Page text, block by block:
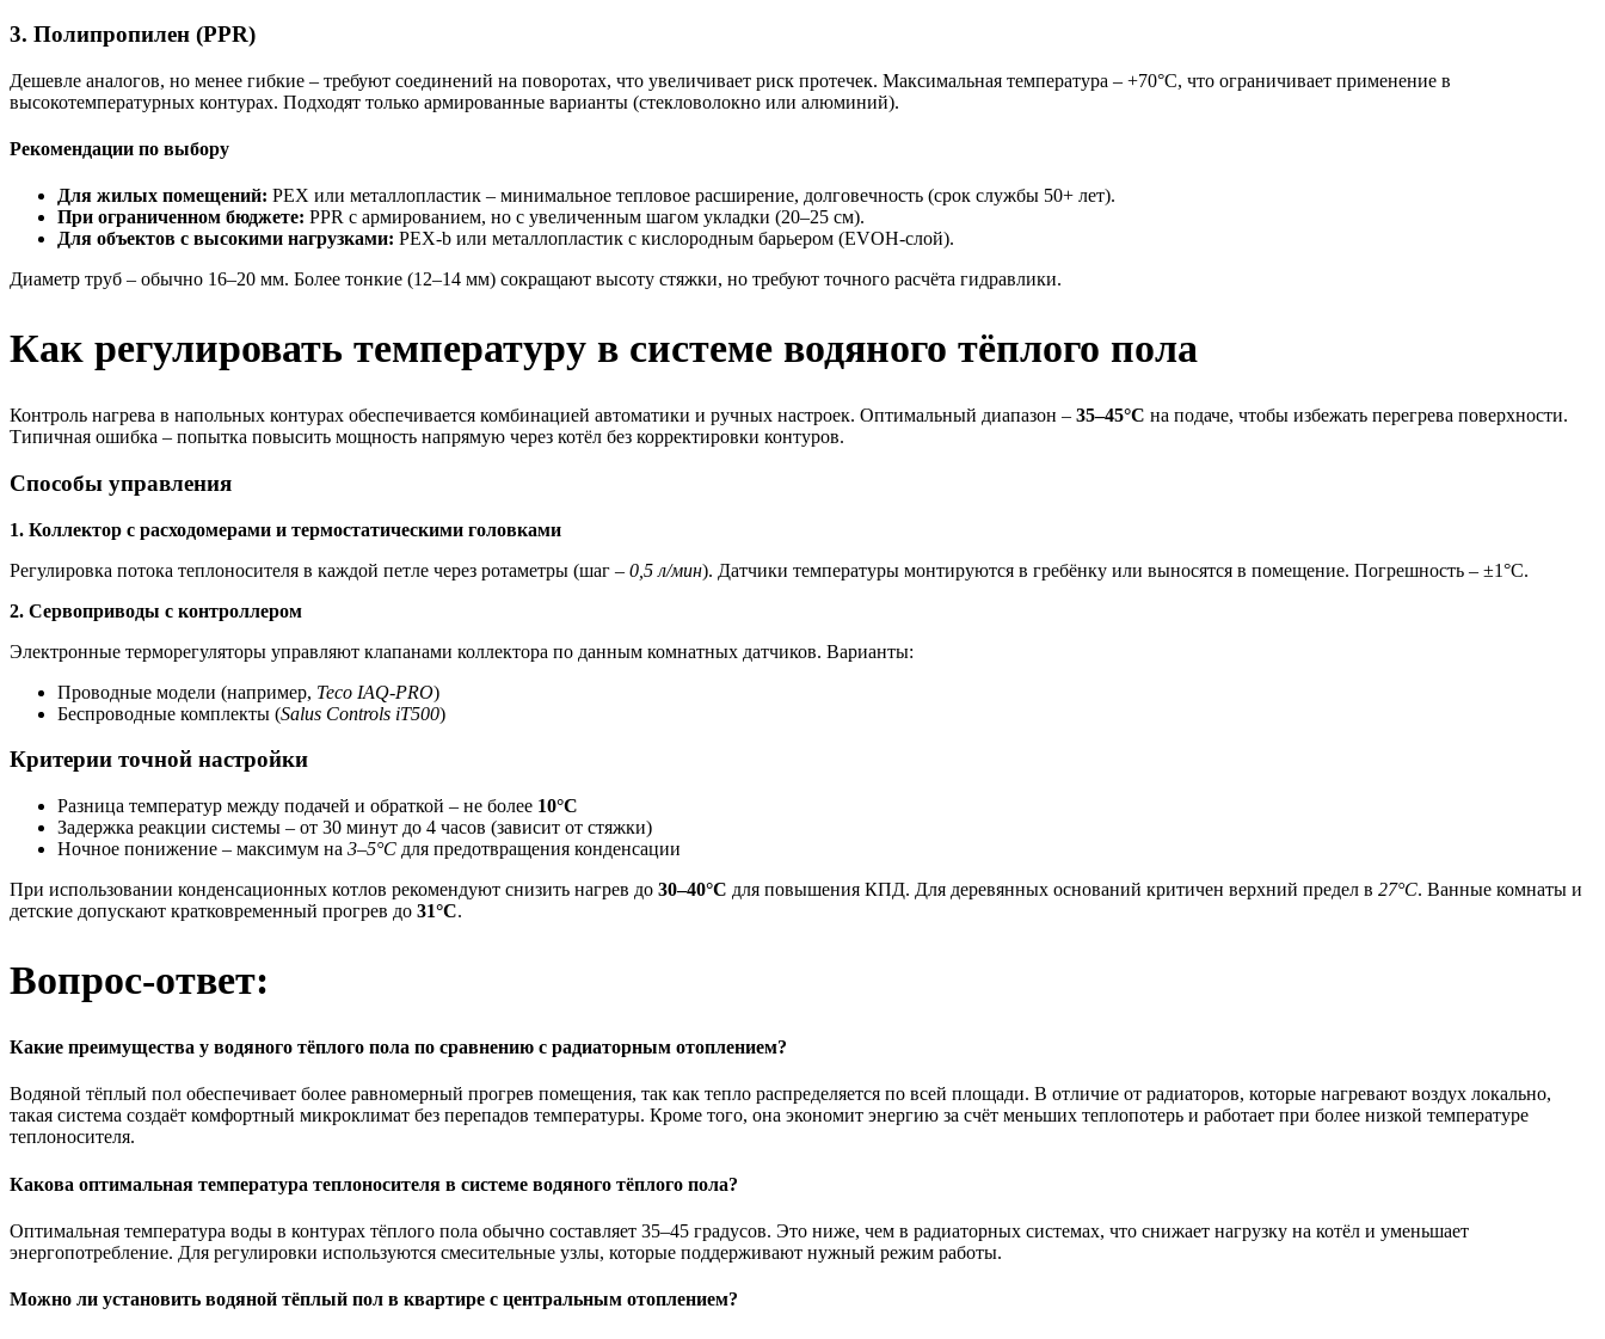
3. Полипропилен (PPR)
Дешевле аналогов, но менее гибкие – требуют соединений на поворотах, что увеличивает риск протечек. Максимальная температура – +70°C, что ограничивает применение в
высокотемпературных контурах. Подходят только армированные варианты (стекловолокно или алюминий).
Рекомендации по выбору
Для жилых помещений: PEX или металлопластик – минимальное тепловое расширение, долговечность (срок службы 50+ лет).
При ограниченном бюджете: PPR с армированием, но с увеличенным шагом укладки (20–25 см).
Для объектов с высокими нагрузками: PEX-b или металлопластик с кислородным барьером (EVOH-слой).
Диаметр труб – обычно 16–20 мм. Более тонкие (12–14 мм) сокращают высоту стяжки, но требуют точного расчёта гидравлики.
Как регулировать температуру в системе водяного тёплого пола
Контроль нагрева в напольных контурах обеспечивается комбинацией автоматики и ручных настроек. Оптимальный диапазон – 35–45°C на подаче, чтобы избежать перегрева поверхности.
Типичная ошибка – попытка повысить мощность напрямую через котёл без корректировки контуров.
Способы управления
1. Коллектор с расходомерами и термостатическими головками
Регулировка потока теплоносителя в каждой петле через ротаметры (шаг – 0,5 л/мин). Датчики температуры монтируются в гребёнку или выносятся в помещение. Погрешность – ±1°C.
2. Сервоприводы с контроллером
Электронные терморегуляторы управляют клапанами коллектора по данным комнатных датчиков. Варианты:
Проводные модели (например, Teco IAQ-PRO)
Беспроводные комплекты (Salus Controls iT500)
Критерии точной настройки
Разница температур между подачей и обраткой – не более 10°C
Задержка реакции системы – от 30 минут до 4 часов (зависит от стяжки)
Ночное понижение – максимум на 3–5°C для предотвращения конденсации
При использовании конденсационных котлов рекомендуют снизить нагрев до 30–40°C для повышения КПД. Для деревянных оснований критичен верхний предел в 27°C. Ванные комнаты и
детские допускают кратковременный прогрев до 31°C.
Вопрос-ответ:
Какие преимущества у водяного тёплого пола по сравнению с радиаторным отоплением?
Водяной тёплый пол обеспечивает более равномерный прогрев помещения, так как тепло распределяется по всей площади. В отличие от радиаторов, которые нагревают воздух локально,
такая система создаёт комфортный микроклимат без перепадов температуры. Кроме того, она экономит энергию за счёт меньших теплопотерь и работает при более низкой температуре
теплоносителя.
Какова оптимальная температура теплоносителя в системе водяного тёплого пола?
Оптимальная температура воды в контурах тёплого пола обычно составляет 35–45 градусов. Это ниже, чем в радиаторных системах, что снижает нагрузку на котёл и уменьшает
энергопотребление. Для регулировки используются смесительные узлы, которые поддерживают нужный режим работы.
Можно ли установить водяной тёплый пол в квартире с центральным отоплением?